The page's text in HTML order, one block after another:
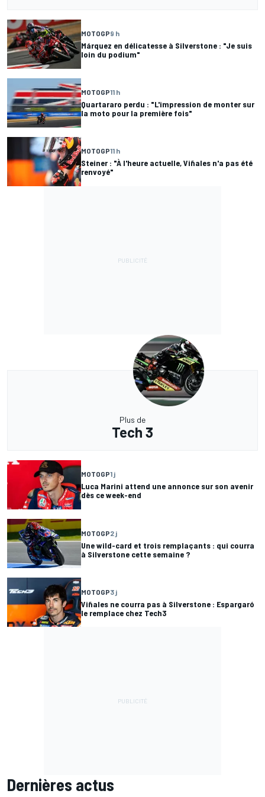
MOTOGP9 h
Márquez en délicatesse à Silverstone : "Je suis
loin du podium"
MOTOGP11 h
Quartararo perdu : "L'impression de monter sur
la moto pour la première fois"
MOTOGP11 h
Steiner : "À l'heure actuelle, Viñales n'a pas été
renvoyé"
Plus de
Tech 3
MOTOGP1 j
Luca Marini attend une annonce sur son avenir
dès ce week-end
MOTOGP2 j
Une wild-card et trois remplaçants : qui courra
à Silverstone cette semaine ?
MOTOGP3 j
Viñales ne courra pas à Silverstone : Espargaró
le remplace chez Tech3
Dernières actus